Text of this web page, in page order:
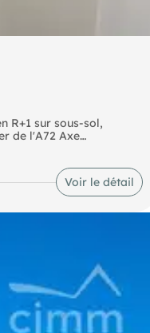
R+1 sur sous-sol,
de l'A72 Axe
Voir le détail